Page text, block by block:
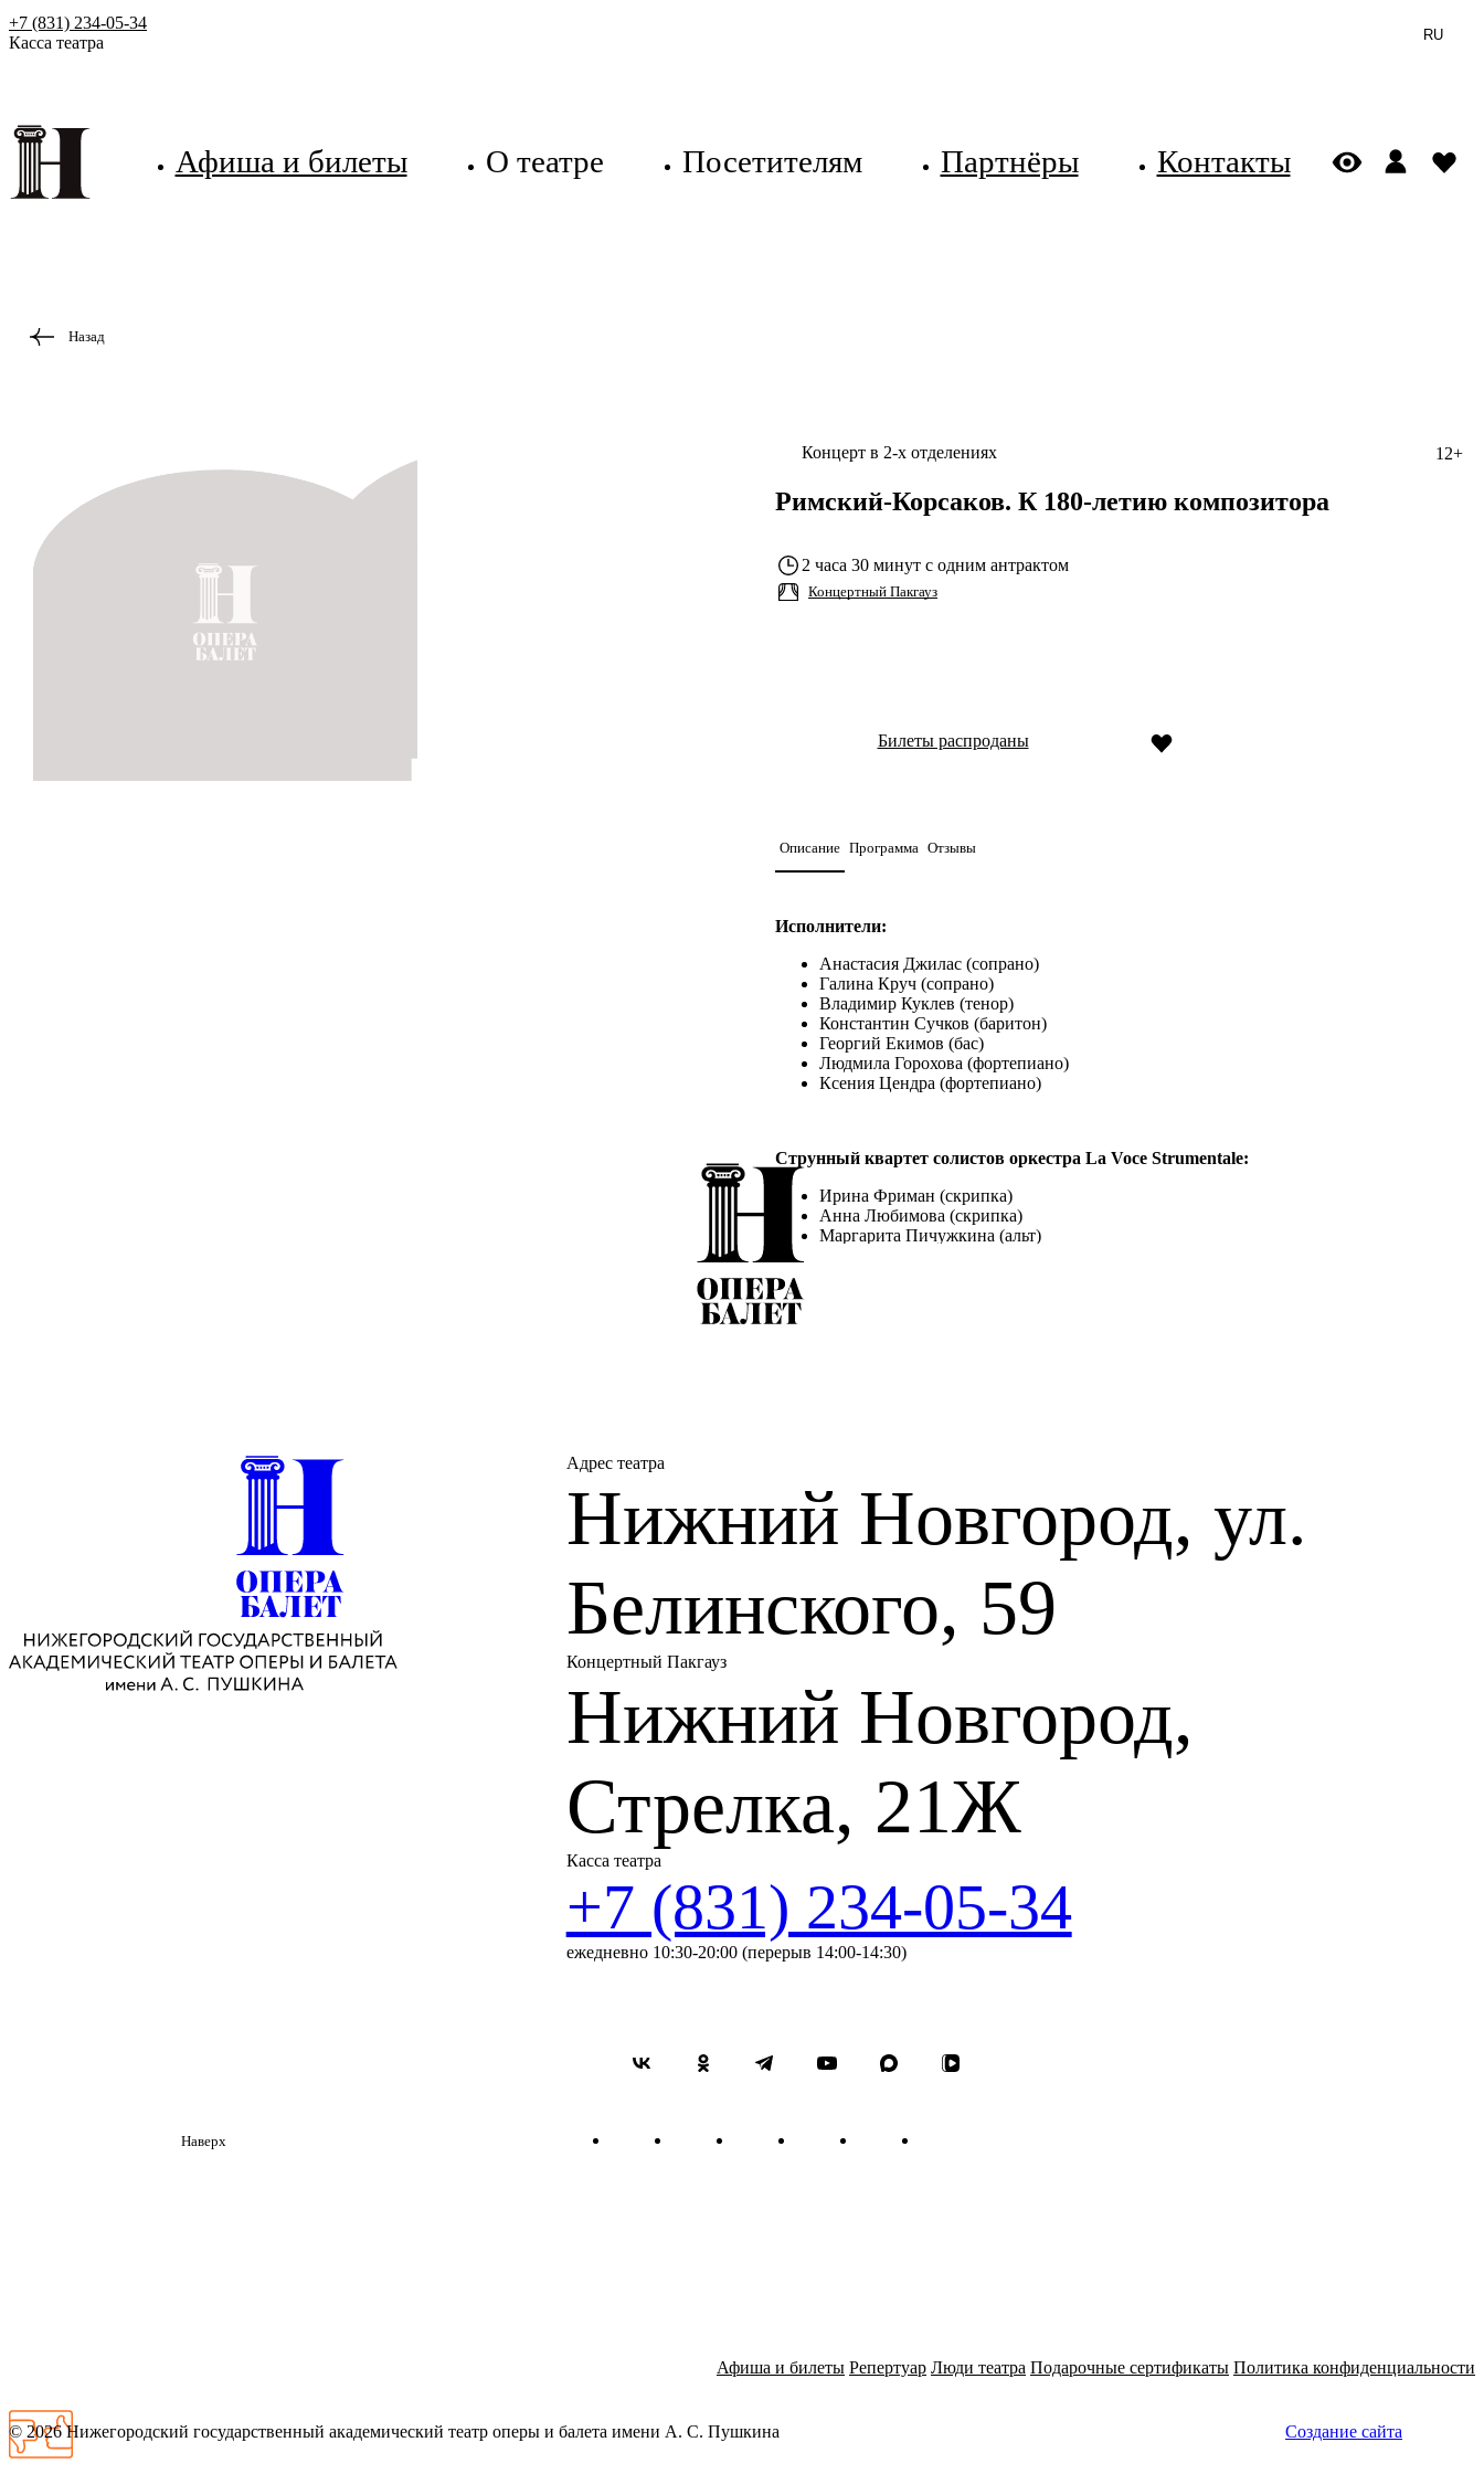
+7 (831) 234-05-34
Касса театра
RU
Афиша и билеты О театре Посетителям Партнёры Контакты
Назад
Концерт в 2-х отделениях 12+
Римский-Корсаков. К 180-летию композитора
2 часа 30 минут с одним антрактом
Концертный Пакгауз
Билеты распроданы
Описание Программа Отзывы
Исполнители:
Анастасия Джилас (сопрано)
Галина Круч (сопрано)
Владимир Куклев (тенор)
Константин Сучков (баритон)
Георгий Екимов (бас)
Людмила Горохова (фортепиано)
Ксения Цендра (фортепиано)
Струнный квартет солистов оркестра La Voce Strumentale:
Ирина Фриман (скрипка)
Анна Любимова (скрипка)
Маргарита Пичужкина (альт)
Описание:
научившись у своего старшего коллеги и идейного вдохновителя Балакирева, Римский-
Корсаков нашел свой собственный стиль и музыкальный язык. Он написал 15 опер на
исторические и сказочные сюжеты, симфонические и камерные произведения, хоровые
сочинения, романсы.
Николай Андреевич Римский-Корсаков был не только выдающимся композитором, но и
прекрасным педагогом, профессором Санкт-Петербургской консерватории, у которого
учились Анатолий Лядов и Александр Глазунов. Римский-Корсаков редактировал великие
русские оперы и делал оркестровые аранжировки камерных сочинений. Он — блестящий
В программе концерта прозвучат романсы, написанные в разные периоды творчества
Римского-Корсакова. Их объединяют стихи великих поэтов, которые лежат в основе
вокальной лирики композитора. Но если в ранних сочинениях музыка служит прекрасной
оправой слова, то в творчестве зрелого мастера — равноправный диалог чувств и мыслей
Композитора и Поэта.
Инструментальные сочинения, вошедшие в программу концерта, одни из тех, которые
проходивших в доме мецената и музыкального издателя Митрофана Петровича Беляева. На
«Беляевские пятницы» приходили композиторы А. Бородин и Н. Римский-Корсаков, А.
Глазунов и С. Танеев, А. Лядов и П. Чайковский, критик В. Стасов, художник И. Репин... К
каждой встрече композиторы сочиняли небольшие пьесы-сюрпризы для гостей,
Корсакову принадлежат Тема и четвертая вариация. Русская музыкальная газета в 1899
году назвала эти сочинения «b-la-f’ной литературой» — по имени Митрофана Беляева. В
Наверх
Адрес театра
Нижний Новгород, ул.
Белинского, 59
Концертный Пакгауз
Нижний Новгород,
Стрелка, 21Ж
Касса театра
+7 (831) 234-05-34
ежедневно 10:30-20:00 (перерыв 14:00-14:30)
Афиша и билеты Репертуар Люди театра Подарочные сертификаты Политика конфиденциальности
© 2026Нижегородский государственный академический театр оперы и балета имени А. С. Пушкина Создание сайта